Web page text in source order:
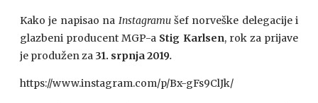
Kako je napisao na Instagramušef norveške delegacije i
glazbeni producent MGP-a Stig Karlsen, rok za prijave
je produžen za 31. srpnja 2019.
https://www.instagram.com/p/Bx-gFs9ClJk/